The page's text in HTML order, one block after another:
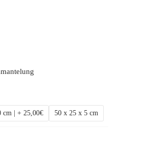
cm | + 25,00€ 50 x 25 x 5 cm